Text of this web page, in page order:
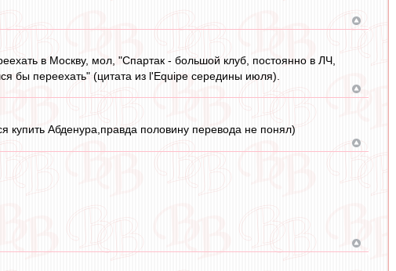
в Москву, мол, "Спартак - большой клуб, постоянно в ЛЧ,
бы переехать" (цитата из l'Equipe середины июля).
Абденура,правда половину перевода не понял)